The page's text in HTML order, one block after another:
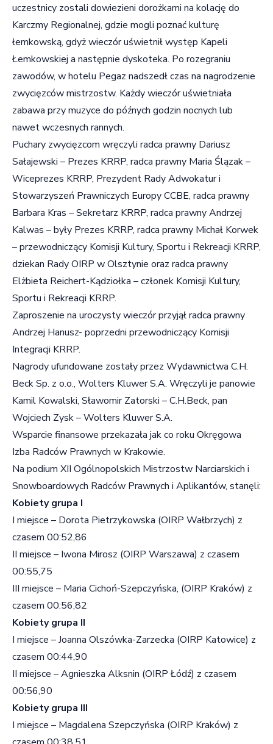
uczestnicy zostali dowiezieni dorożkami na kolację do
Karczmy Regionalnej, gdzie mogli poznać kulturę
łemkowską, gdyż wieczór uświetnił występ Kapeli
Łemkowskiej a następnie dyskoteka. Po rozegraniu
zawodów, w hotelu Pegaz nadszedł czas na nagrodzenie
zwycięzców mistrzostw. Każdy wieczór uświetniała
zabawa przy muzyce do późnych godzin nocnych lub
nawet wczesnych rannych.
Puchary zwycięzcom wręczyli radca prawny Dariusz
Sałajewski – Prezes KRRP, radca prawny Maria Ślązak –
Wiceprezes KRRP, Prezydent Rady Adwokatur i
Stowarzyszeń Prawniczych Europy CCBE, radca prawny
Barbara Kras – Sekretarz KRRP, radca prawny Andrzej
Kalwas – były Prezes KRRP, radca prawny Michał Korwek
– przewodniczący Komisji Kultury, Sportu i Rekreacji KRRP,
dziekan Rady OIRP w Olsztynie oraz radca prawny
Elżbieta Reichert-Kądziołka – członek Komisji Kultury,
Sportu i Rekreacji KRRP.
Zaproszenie na uroczysty wieczór przyjął radca prawny
Andrzej Hanusz- poprzedni przewodniczący Komisji
Integracji KRRP.
Nagrody ufundowane zostały przez Wydawnictwa C.H.
Beck Sp. z o.o., Wolters Kluwer S.A. Wręczyli je panowie
Kamil Kowalski, Sławomir Zatorski – C.H.Beck, pan
Wojciech Zysk – Wolters Kluwer S.A.
Wsparcie finansowe przekazała jak co roku Okręgowa
Izba Radców Prawnych w Krakowie.
Na podium XII Ogólnopolskich Mistrzostw Narciarskich i
Snowboardowych Radców Prawnych i Aplikantów, stanęli:
Kobiety grupa I
I miejsce – Dorota Pietrzykowska (OIRP Wałbrzych) z
czasem 00:52,86
II miejsce – Iwona Mirosz (OIRP Warszawa) z czasem
00:55,75
III miejsce – Maria Cichoń-Szepczyńska, (OIRP Kraków) z
czasem 00:56,82
Kobiety grupa II
I miejsce – Joanna Olszówka-Zarzecka (OIRP Katowice) z
czasem 00:44,90
II miejsce – Agnieszka Alksnin (OIRP Łódź) z czasem
00:56,90
Kobiety grupa III
I miejsce – Magdalena Szepczyńska (OIRP Kraków) z